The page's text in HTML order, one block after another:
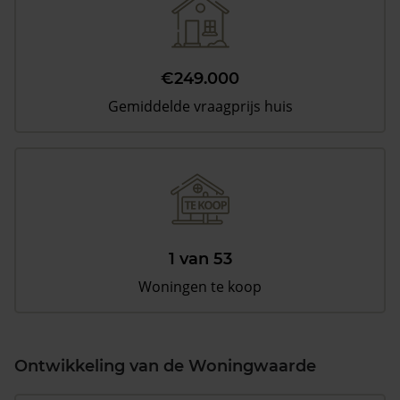
€249.000
Gemiddelde vraagprijs huis
1 van 53
Woningen te koop
Ontwikkeling van de Woningwaarde